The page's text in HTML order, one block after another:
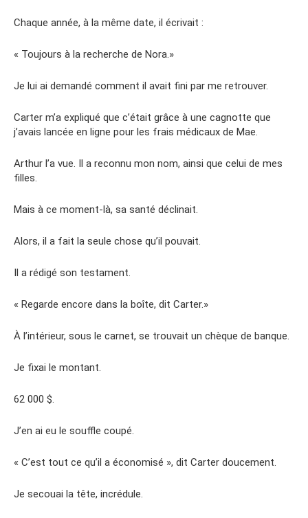
Chaque année, à la même date, il écrivait :
« Toujours à la recherche de Nora.»
Je lui ai demandé comment il avait fini par me retrouver.
Carter m’a expliqué que c’était grâce à une cagnotte que
j’avais lancée en ligne pour les frais médicaux de Mae.
Arthur l’a vue. Il a reconnu mon nom, ainsi que celui de mes
filles.
Mais à ce moment-là, sa santé déclinait.
Alors, il a fait la seule chose qu’il pouvait.
Il a rédigé son testament.
« Regarde encore dans la boîte, dit Carter.»
À l’intérieur, sous le carnet, se trouvait un chèque de banque.
Je fixai le montant.
62 000 $.
J’en ai eu le souffle coupé.
« C’est tout ce qu’il a économisé », dit Carter doucement.
Je secouai la tête, incrédule.